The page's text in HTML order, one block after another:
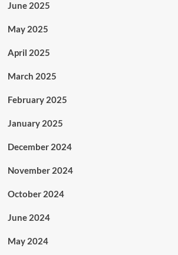
June 2025
May 2025
April 2025
March 2025
February 2025
January 2025
December 2024
November 2024
October 2024
June 2024
May 2024